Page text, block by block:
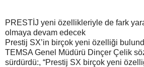
PRESTİJ yeni özellikleriyle de fark
olmaya devam edecek
Prestij SX’in birçok yeni özelliği
TEMSA Genel Müdürü Dinçer Çelik
sürdürdü:, “Prestij SX birçok yeni